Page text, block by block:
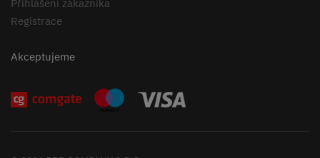
Přihlášení zákazníka
Registrace
Akceptujeme